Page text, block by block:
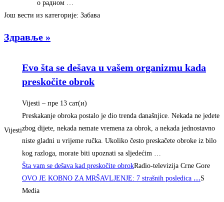
о радном …
Још вести из категорије: Забава
Здравље »
Vijesti
Evo šta se dešava u vašem organizmu kada
preskočite obrok
Vijesti – ‎пре 13 сат(и)‎
Preskakanje obroka postalo je dio trenda današnjice. Nekada ne jedete
zbog dijete, nekada nemate vremena za obrok, a nekada jednostavno
niste gladni u vrijeme ručka. Ukoliko često preskačete obroke iz bilo
kog razloga, morate biti upoznati sa sljedećim …
Šta vam se dešava kad preskočite obrokRadio-televizija Crne Gore
OVO JE KOBNO ZA MRŠAVLJENJE: 7 strašnih posledica …S
Media